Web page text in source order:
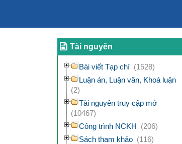
Tài nguyên
Bài viết Tạp chí (1528)
Luận án, Luận văn, Khoá luận
(2)
Tài nguyên truy cập mở
(10467)
Công trình NCKH (206)
Sách tham khảo (116)